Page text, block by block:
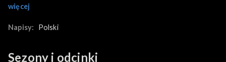
zranić jej zdradą. W finale Sadowski decyduje się na szczerą
Mariuszem - wcale nie ma wyrzutów sumienia. Wpada jednak w
więcej
Napisy: Polski
Sezony i odcinki